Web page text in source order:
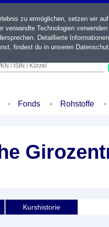
/ ISIN / Kürzel
Fonds Rohstoffe
Kurshistorie
zu ermöglichen, setzen wir
Technologien
Detaillierte
findest du in unseren